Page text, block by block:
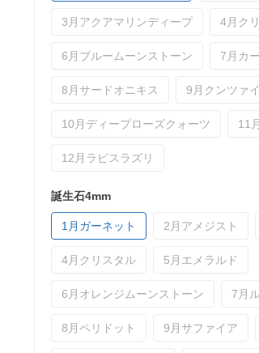
3月アクアマリンディープ 4月ク
6月ブルームーンストーン 7月カ
8月サードオニキス 9月クンツァ
10月ディープローズクォーツ 11
12月ラピスラズリ
誕生石4mm
1月ガーネット 2月アメジスト
4月クリスタル 5月エメラルド
6月オレンジムーンストーン 7月
8月ペリドット 9月サファイア